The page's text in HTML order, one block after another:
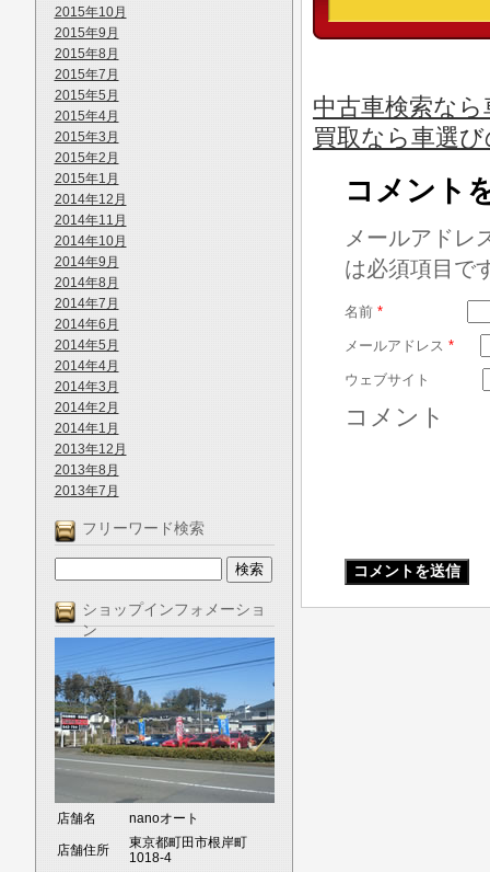
2015年10月
2015年9月
2015年8月
2015年7月
2015年5月
2015年4月
2015年3月
2015年2月
2015年1月
2014年12月
2014年11月
2014年10月
2014年9月
2014年8月
2014年7月
2014年6月
2014年5月
2014年4月
2014年3月
2014年2月
2014年1月
2013年12月
2013年8月
2013年7月
フリーワード検索
ショップインフォメーショ
ン
店舗名 nanoオート
店舗住所
東京都町田市根岸町
1018-4
中古車検索な
買取なら車選
コメント
メールアドレ
は必須項目で
名前 *
メールアドレス *
ウェブサイト
コメント